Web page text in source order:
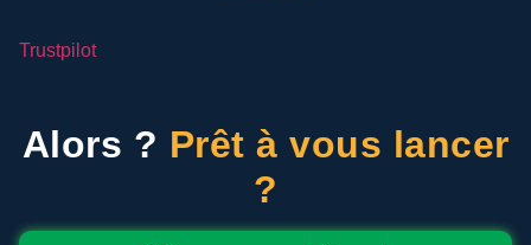
Trustpilot
Alors ? Prêt à vous lancer
?